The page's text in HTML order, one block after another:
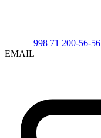
+998 71 200-56-56
EMAIL